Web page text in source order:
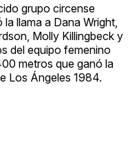
grupo circense
llama a Dana Wright,
Molly Killingbeck y
del equipo femenino
metros que ganó la
Los Ángeles 1984.